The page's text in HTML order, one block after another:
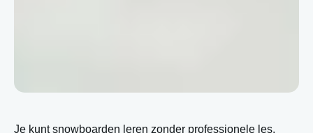
Je kunt snowboarden leren zonder professionele les,